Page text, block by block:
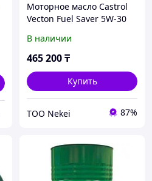
Моторное масло Castrol
Vecton Fuel Saver 5W-30
В наличии
465 200₸
Купить
ТОО Nekei 87%